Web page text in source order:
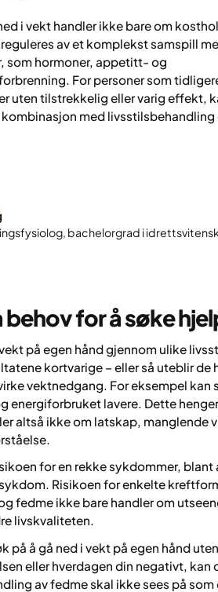
i vekt handler ikke bare om
av et komplekst samspill
som hormoner, appetitt- og
For personer som
uten tilstrekkelig eller varig effekt,
med livsstilsbehandling
bachelorgrad i
behov for å søke
på egen hånd gjennom ulike
kortvarige – eller så uteblir
vektnedgang. For eksempel kan
energiforbruket lavere. Dette
altså ikke om latskap, manglende
for en rekke sykdommer,
Risikoen for enkelte
fedme ikke bare handler om
livskvaliteten.
på å gå ned i vekt på egen hånd
eller hverdagen din negativt,
av fedme skal ikke sees på